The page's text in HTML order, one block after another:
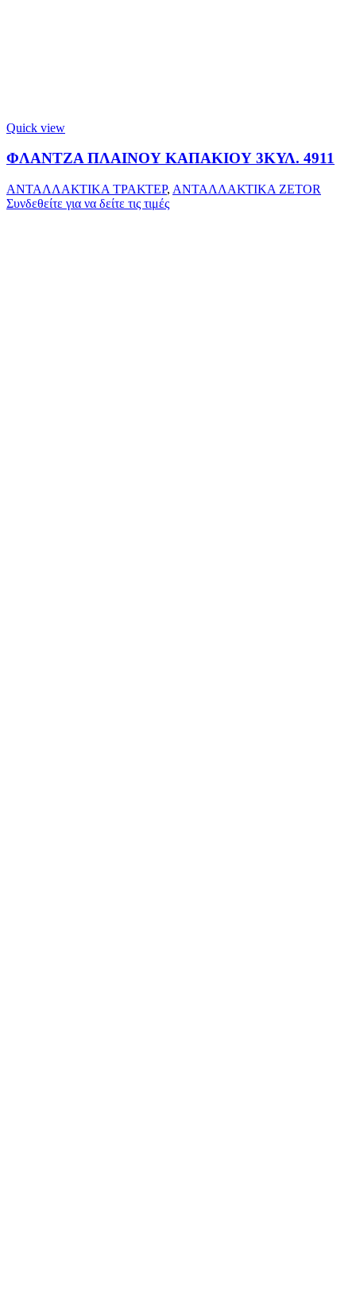
Quick view
ΦΛΑΝΤΖΑ ΠΛΑΙΝΟΥ ΚΑΠΑΚΙΟΥ 3ΚΥΛ. 4911
ΑΝΤΑΛΛΑΚΤΙΚΑ ΤΡΑΚΤΕΡ, ΑΝΤΑΛΛΑΚΤΙΚΑ ZETOR
Συνδεθείτε για να δείτε τις τιμές